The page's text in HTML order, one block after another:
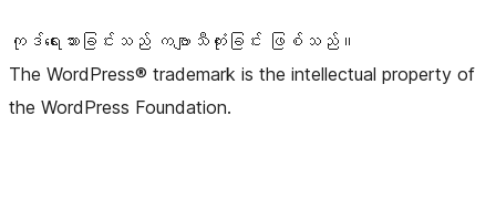
ကုဒ်ရေးသားခြင်းသည် ကဗျာသီကုံးခြင်း ဖြစ်သည်။
The WordPress® trademark is the intellectual property of
the WordPress Foundation.